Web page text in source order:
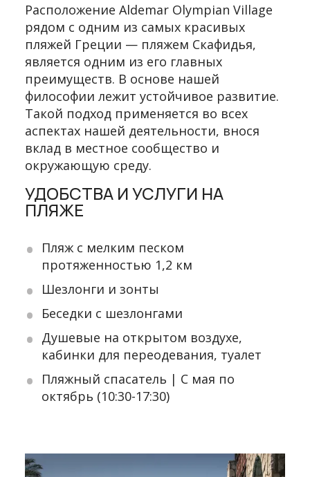
Расположение Aldemar Olympian Village
рядом с одним из самых красивых
пляжей Греции — пляжем Скафидья,
является одним из его главных
преимуществ. В основе нашей
философии лежит устойчивое развитие.
Такой подход применяется во всех
аспектах нашей деятельности, внося
вклад в местное сообщество и
окружающую среду.
УДОБСТВА И УСЛУГИ НА
ПЛЯЖЕ
Пляж с мелким песком
протяженностью 1,2 км
Шезлонги и зонты
Беседки с шезлонгами
Душевые на открытом воздухе,
кабинки для переодевания, туалет
Пляжный спасатель | С мая по
октябрь (10:30-17:30)